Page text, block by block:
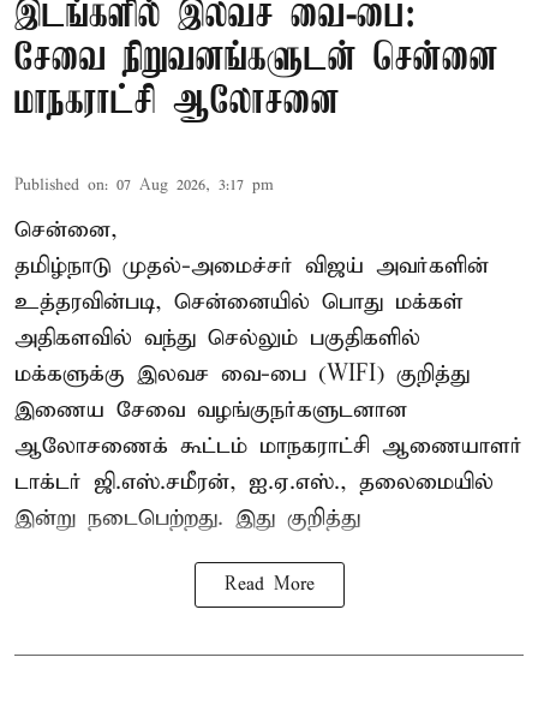
இடங்களில் இலவச வை-பை:
சேவை நிறுவனங்களுடன் சென்னை
மாநகராட்சி ஆலோசனை
Published on: 07 Aug 2026, 3:17 pm
சென்னை,
தமிழ்நாடு முதல்-அமைச்சர் விஜய் அவர்களின்
உத்தரவின்படி, சென்னையில் பொது மக்கள்
அதிகளவில் வந்து செல்லும் பகுதிகளில்
மக்களுக்கு இலவச வை-பை (WIFI) குறித்து
இணைய சேவை வழங்குநர்களுடனான
ஆலோசணைக் கூட்டம் மாநகராட்சி ஆணையாளர்
டாக்டர் ஜி.எஸ்.சமீரன், ஐ.ஏ.எஸ்., தலைமையில்
இன்று நடைபெற்றது. இது குறித்து
Read More